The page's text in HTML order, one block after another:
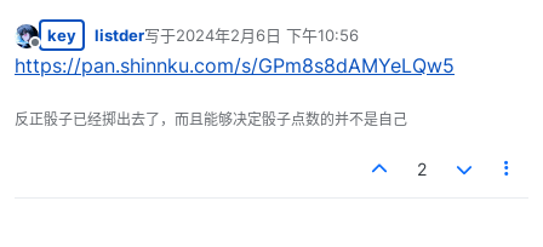
离线
key listder写于2024年2月6日 下午10:56
最后由 编辑
https://pan.shinnku.com/s/GPm8s8dAMYeLQw5
反正骰子已经掷出去了，而且能够决定骰子点数的并不是自己
2